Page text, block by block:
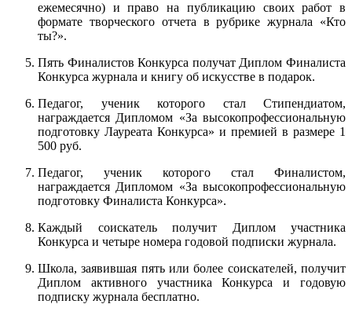
ежемесячно) и право на публикацию своих работ в
формате творческого отчета в рубрике журнала «Кто
ты?».
Пять Финалистов Конкурса получат Диплом Финалиста
Конкурса журнала и книгу об искусстве в подарок.
Педагог, ученик которого стал Стипендиатом,
награждается Дипломом «За высокопрофессиональную
подготовку Лауреата Конкурса» и премией в размере 1
500 руб.
Педагог, ученик которого стал Финалистом,
награждается Дипломом «За высокопрофессиональную
подготовку Финалиста Конкурса».
Каждый соискатель получит Диплом участника
Конкурса и четыре номера годовой подписки журнала.
Школа, заявившая пять или более соискателей, получит
Диплом активного участника Конкурса и годовую
подписку журнала бесплатно.